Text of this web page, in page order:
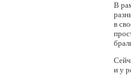
В
в
и у